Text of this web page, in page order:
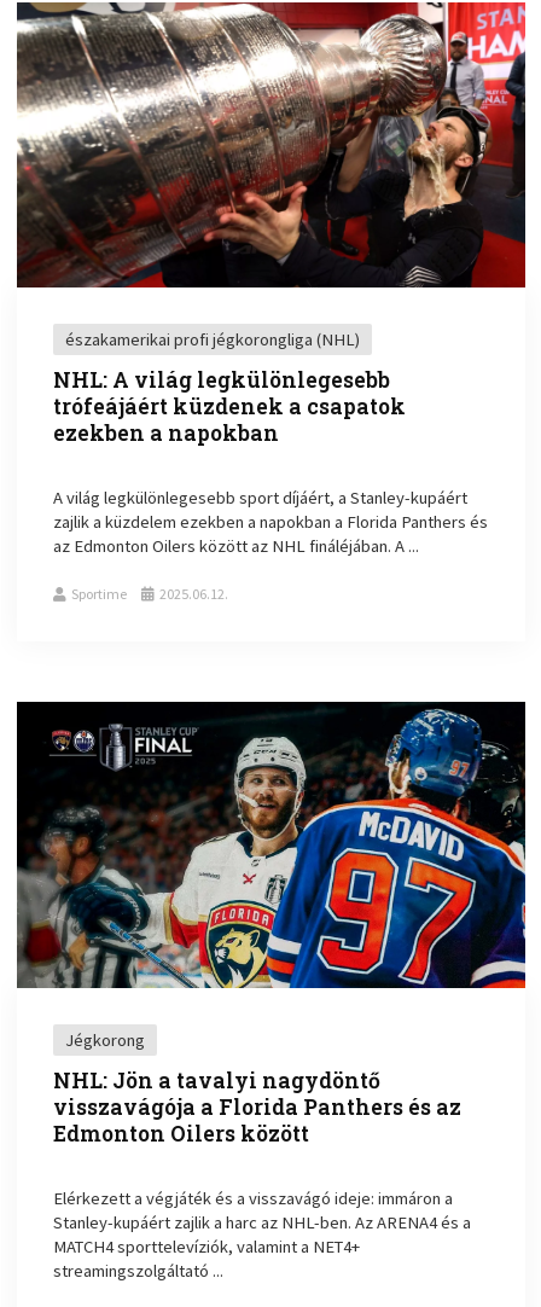
északamerikai profi jégkorongliga (NHL)
NHL: A világ legkülönlegesebb
trófeájáért küzdenek a csapatok
ezekben a napokban
A világ legkülönlegesebb sport díjáért, a Stanley-kupáért
zajlik a küzdelem ezekben a napokban a Florida Panthers és
az Edmonton Oilers között az NHL fináléjában. A ...
Sportime 2025.06.12.
Jégkorong
NHL: Jön a tavalyi nagydöntő
visszavágója a Florida Panthers és az
Edmonton Oilers között
Elérkezett a végjáték és a visszavágó ideje: immáron a
Stanley-kupáért zajlik a harc az NHL-ben. Az ARENA4 és a
MATCH4 sporttelevíziók, valamint a NET4+
streamingszolgáltató ...